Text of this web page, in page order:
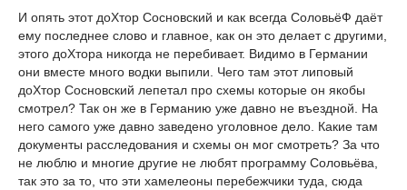
И опять этот доХтор Сосновский и как всегда СоловьёФ даёт
ему последнее слово и главное, как он это делает с другими,
этого доХтора никогда не перебивает. Видимо в Германии
они вместе много водки выпили. Чего там этот липовый
доХтор Сосновский лепетал про схемы которые он якобы
смотрел? Так он же в Германию уже давно не въездной. На
него самого уже давно заведено уголовное дело. Какие там
документы расследования и схемы он мог смотреть? За что
не люблю и многие другие не любят программу Соловьёва,
так это за то, что эти хамелеоны перебежчики туда, сюда